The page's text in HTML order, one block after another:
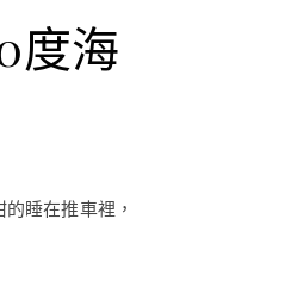
度海
睡在推車裡，